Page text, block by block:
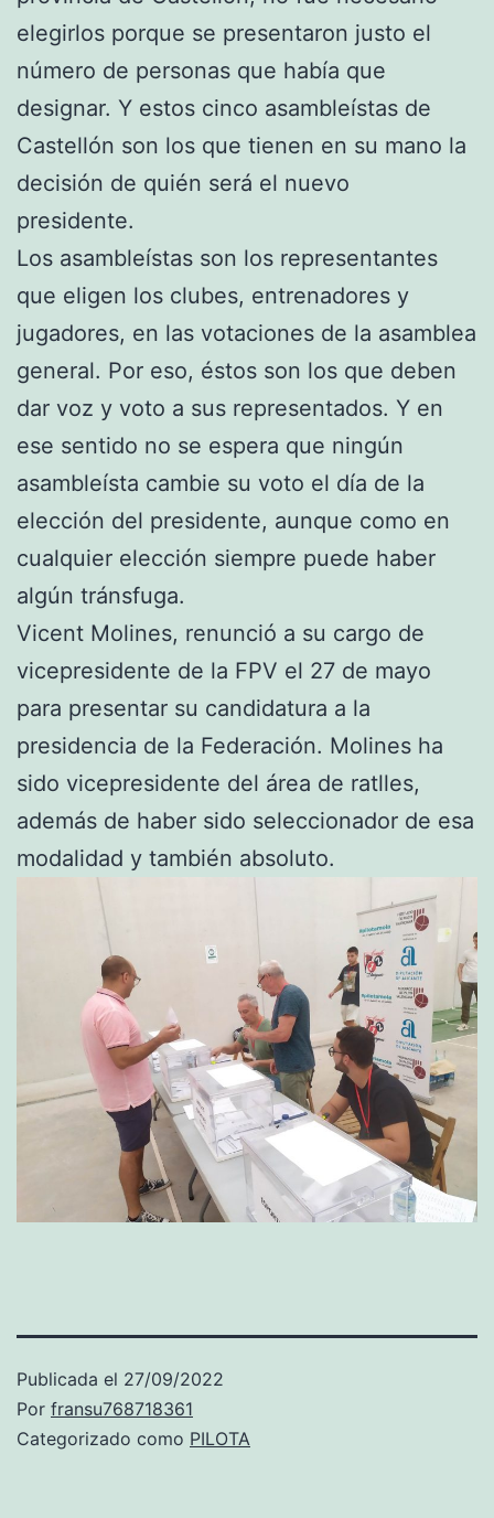
elegirlos porque se presentaron justo el
número de personas que había que
designar. Y estos cinco asambleístas de
Castellón son los que tienen en su mano la
decisión de quién será el nuevo
presidente.
Los asambleístas son los representantes
que eligen los clubes, entrenadores y
jugadores, en las votaciones de la asamblea
general. Por eso, éstos son los que deben
dar voz y voto a sus representados. Y en
ese sentido no se espera que ningún
asambleísta cambie su voto el día de la
elección del presidente, aunque como en
cualquier elección siempre puede haber
algún tránsfuga.
Vicent Molines, renunció a su cargo de
vicepresidente de la FPV el 27 de mayo
para presentar su candidatura a la
presidencia de la Federación. Molines ha
sido vicepresidente del área de ratlles,
además de haber sido seleccionador de esa
modalidad y también absoluto.
Publicada el 27/09/2022
Por fransu768718361
Categorizado como PILOTA